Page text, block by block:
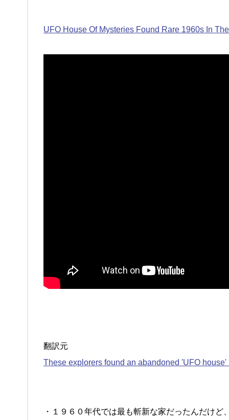
UFO House Of Mysteries Found Rare 1960s In
翻訳元
These explorers found an abandoned 'UFO house'
・１９６０年代では最も斬新な家だったんだけ